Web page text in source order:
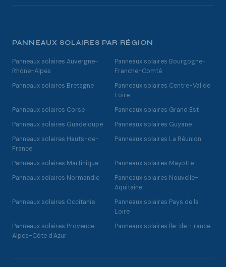
PANNEAUX SOLAIRES PAR RÉGION
Panneaux solaires Auvergne-
Rhône-Alpes
Panneaux solaires Bourgogne-
Franche-Comté
Panneaux solaires Bretagne
Panneaux solaires Centre-Val de
Loire
Panneaux solaires Corse
Panneaux solaires Grand Est
Panneaux solaires Guadeloupe
Panneaux solaires Guyane
Panneaux solaires Hauts-de-
France
Panneaux solaires La Réunion
Panneaux solaires Martinique
Panneaux solaires Mayotte
Panneaux solaires Normandie
Panneaux solaires Nouvelle-
Aquitaine
Panneaux solaires Occitanie
Panneaux solaires Pays de la
Loire
Panneaux solaires Provence-
Alpes-Côte d'Azur
Panneaux solaires Île-de-France